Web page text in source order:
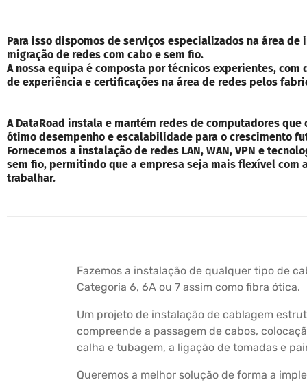
Para isso dispomos de serviços especializados na área de
migração de redes com cabo e sem fio.
A nossa equipa é composta por técnicos experientes, com
de experiência e certificações na área de redes pelos
A DataRoad instala e mantém redes de computadores que
ótimo desempenho e escalabilidade para o crescimento
Fornecemos a instalação de redes LAN, WAN, VPN e
sem fio, permitindo que a empresa seja mais flexível com
trabalhar.
Fazemos a instalação de qualquer tipo de
Categoria 6, 6A ou 7 assim como fibra ótica.
Um projeto de instalação de cablagem
compreende a passagem de cabos,
calha e tubagem, a ligação de tomadas e
Queremos a melhor solução de forma a